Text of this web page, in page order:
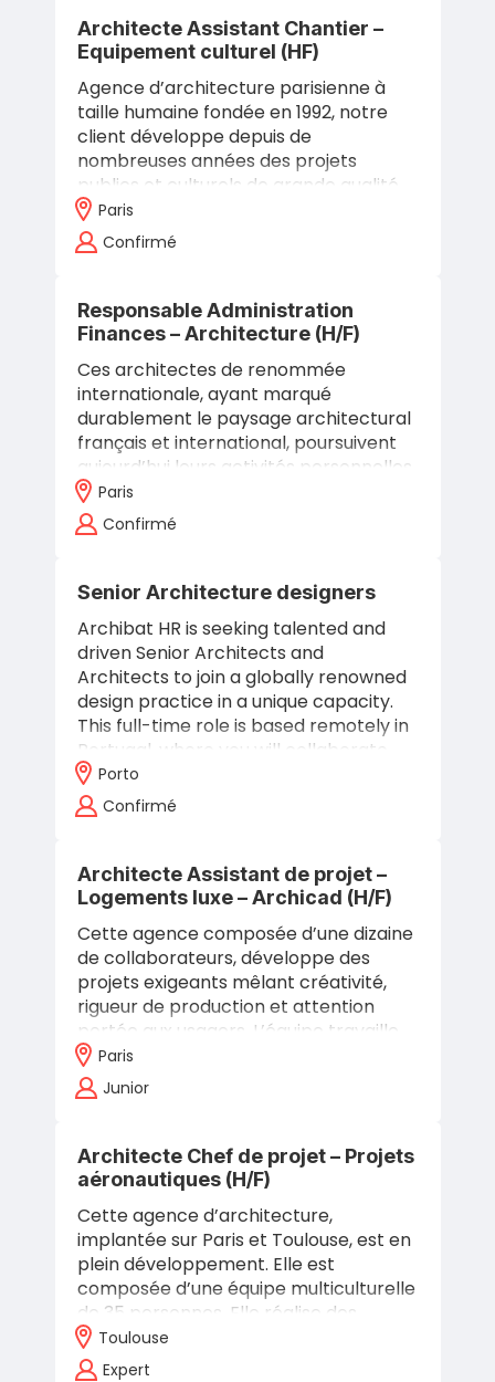
Architecte Assistant Chantier –
Equipement culturel (HF)
Agence d’architecture parisienne à
taille humaine fondée en 1992, notre
client développe depuis de
nombreuses années des projets
publics et culturels de grande qualité
où il a obtenu différents prix et
récompenses.…
Paris
Confirmé
Responsable Administration
Finances – Architecture (H/F)
Ces architectes de renommée
internationale, ayant marqué
durablement le paysage architectural
français et international, poursuivent
aujourd’hui leurs activités personnelles
de recherche, de conférences, de
publications…
Paris
Confirmé
Senior Architecture designers
Archibat HR is seeking talented and
driven Senior Architects and
Architects to join a globally renowned
design practice in a unique capacity.
This full-time role is based remotely in
Portugal, where you will collaborate…
Porto
Confirmé
Architecte Assistant de projet –
Logements luxe – Archicad (H/F)
Cette agence composée d’une dizaine
de collaborateurs, développe des
projets exigeants mêlant créativité,
rigueur de production et attention
portée aux usagers. L’équipe travaille
en lien direct avec les deux associés,…
Paris
Junior
Architecte Chef de projet – Projets
aéronautiques (H/F)
Cette agence d’architecture,
implantée sur Paris et Toulouse, est en
plein développement. Elle est
composée d’une équipe multiculturelle
de 35 personnes. Elle réalise des
missions de maîtrise d’oeuvre
complètes pour une…
Toulouse
Expert